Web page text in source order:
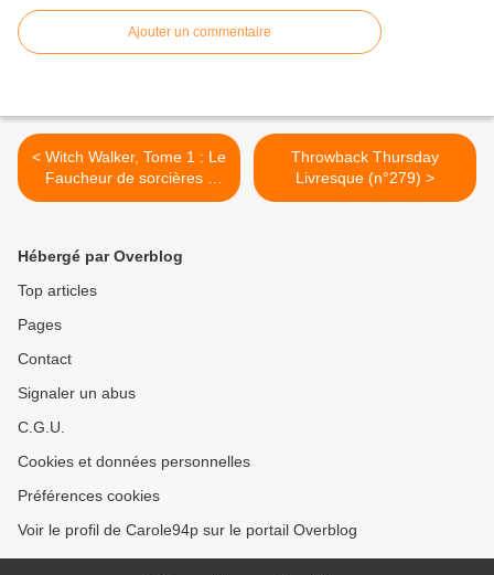
Ajouter un commentaire
< Witch Walker, Tome 1 : Le
Faucheur de sorcières -
Charissa Weaks
Throwback Thursday
Livresque (n°279) >
Hébergé par Overblog
Top articles
Pages
Contact
Signaler un abus
C.G.U.
Cookies et données personnelles
Préférences cookies
Voir le profil de Carole94p sur le portail Overblog